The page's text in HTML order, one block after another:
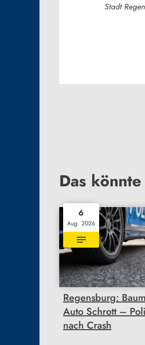
Stadt
Das
6
Aug. 2026
Regensburg:
Auto Schrott –
nach Crash